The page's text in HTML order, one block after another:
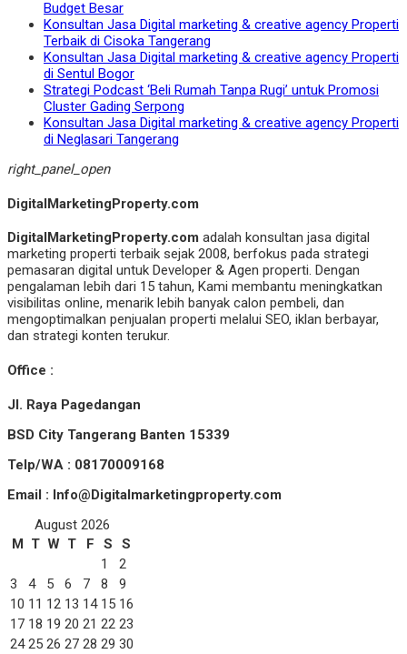
Budget Besar
Konsultan Jasa Digital marketing & creative agency Properti
Terbaik di Cisoka Tangerang
Konsultan Jasa Digital marketing & creative agency Properti
di Sentul Bogor
Strategi Podcast ‘Beli Rumah Tanpa Rugi’ untuk Promosi
Cluster Gading Serpong
Konsultan Jasa Digital marketing & creative agency Properti
di Neglasari Tangerang
right_panel_open
DigitalMarketingProperty.com
DigitalMarketingProperty.com adalah konsultan jasa digital
marketing properti terbaik sejak 2008, berfokus pada strategi
pemasaran digital untuk Developer & Agen properti. Dengan
pengalaman lebih dari 15 tahun, Kami membantu meningkatkan
visibilitas online, menarik lebih banyak calon pembeli, dan
mengoptimalkan penjualan properti melalui SEO, iklan berbayar,
dan strategi konten terukur.
Office :
Jl. Raya Pagedangan
BSD City Tangerang Banten 15339
Telp/WA : 08170009168
Email : Info@Digitalmarketingproperty.com
August 2026
M
T W T F S
S
1
2
3
4 5 6 7 8
9
10 11 12 13 14 15 16
17 18 19 20 21 22 23
24 25 26 27 28 29 30